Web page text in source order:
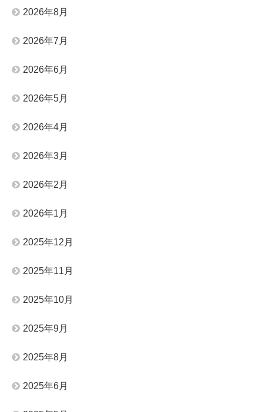
2026年8月
2026年7月
2026年6月
2026年5月
2026年4月
2026年3月
2026年2月
2026年1月
2025年12月
2025年11月
2025年10月
2025年9月
2025年8月
2025年6月